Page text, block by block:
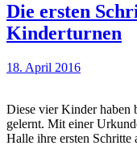
Die ersten
Kinderturnen
18. April 2016
Diese vier Kinder haben
gelernt. Mit einer
Halle ihre ersten Schritte